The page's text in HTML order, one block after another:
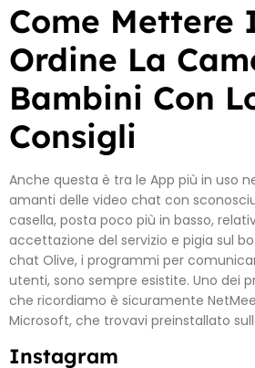
Come Mettere
Ordine La
Bambini Con
Consigli
Anche questa è tra le App più in uso
amanti delle video chat con
casella, posta poco più in basso,
accettazione del servizio e pigia sul
chat Olive, i programmi per
utenti, sono sempre esistite. Uno dei
che ricordiamo è sicuramente
Microsoft, che trovavi preinstallato
Instagram